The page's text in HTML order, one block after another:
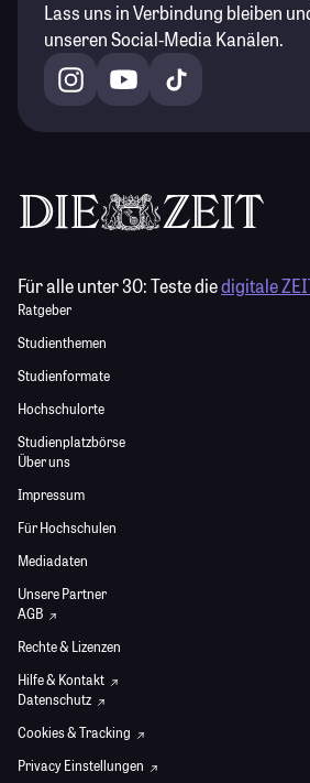
Lass uns in Verbindung bleiben
unseren Social-Media Kanälen.
Für alle unter 30:Teste diedigitale
Ratgeber
Studienthemen
Studienformate
Hochschulorte
Studienplatzbörse
Über uns
Impressum
Für Hochschulen
Mediadaten
Unsere Partner
AGB
Rechte & Lizenzen
Hilfe & Kontakt
Datenschutz
Cookies & Tracking
Privacy Einstellungen